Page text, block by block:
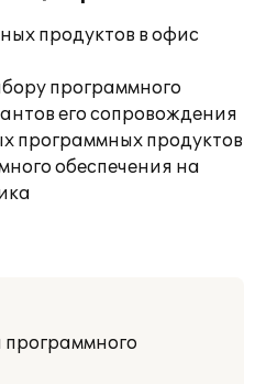
продуктов в офис
программного
его сопровождения
программных продуктов
обеспечения на